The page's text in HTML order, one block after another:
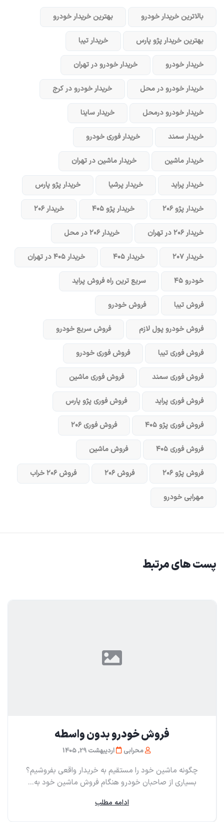
بالاترین خریدار خودرو بهترین خریدار خودرو
بهترین خریدار پژو پارس خریدار تیبا
خریدار خودرو خریدار خودرو در تهران
خریدار خودرو در محل خریدار خودرو در کرج
خریدار خودرو در‌محل خریدار ساینا
خریدار سمند خریدار فوری خودرو
خریدار ماشین خریدار ماشین در تهران
خریدار پراید خریدار پرشیا خریدار پژو پارس
خریدار پژو ۲۰۶ خریدار پژو ۴۰۵ خریدار ۲۰۶
خریدار ۲۰۶ در تهران خریدار ۲۰۶ در محل
خریدار ۲۰۷ خریدار ۴۰۵ خریدار ۴۰۵ در تهران
خودرو ۴۵ سریع ترین راه فروش پراید
فروش تیبا فروش خودرو
فروش خودرو پول لازم فروش سریع خودرو
فروش فوری تیبا فروش فوری خودرو
فروش فوری سمند فروش فوری ماشین
فروش فوری پراید فروش فوری پژو پارس
فروش فوری پژو ۴۰۵ فروش فوری ۲۰۶
فروش فوری ۴۰۵ فروش ماشین
فروش پژو ۲۰۶ فروش ۲۰۶ فروش ۲۰۶ خراب
مهرابی خودرو
پست های مرتبط
فروش خودرو بدون واسطه
محرابی اردیبهشت 29, 1405
چگونه ماشین خود را مستقیم به خریدار واقعی بفروشیم؟
بسیاری از صاحبان خودرو هنگام فروش ماشین خود به...
ادامه مطلب